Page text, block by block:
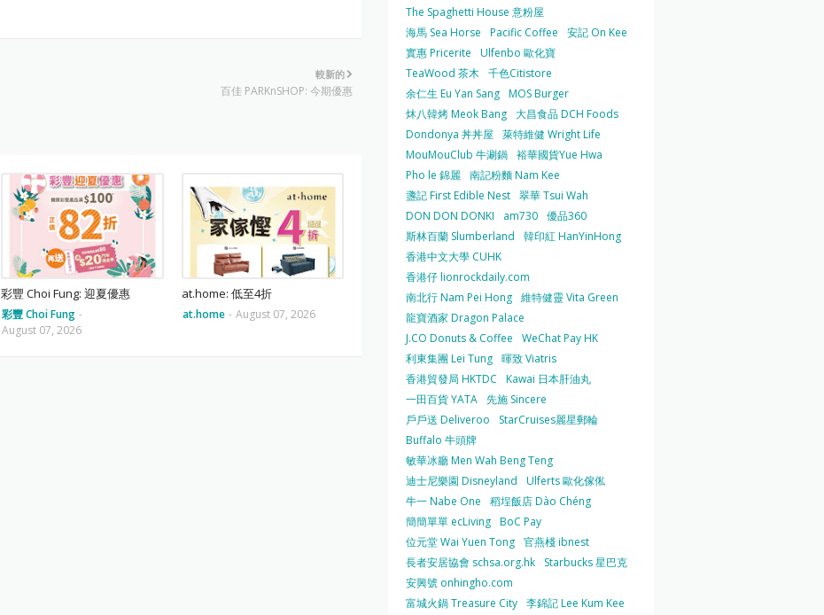
較新的
百佳 PARKnSHOP: 今期優惠
彩豐 Choi Fung: 迎夏優惠
彩豐 Choi Fung -
August 07, 2026
at.home: 低至4折
at.home - August 07, 2026
The Spaghetti House 意粉屋
海馬 Sea Horse
Pacific Coffee
安記 On Kee
實惠 Pricerite
Ulfenbo 歐化寶
TeaWood 茶木 千色Citistore
余仁生 Eu Yan Sang MOS Burger
炑八韓烤 Meok Bang 大昌食品 DCH Foods
Dondonya 丼丼屋
萊特維健 Wright Life
MouMouClub 牛涮鍋 裕華國貨Yue Hwa
Pho le 錦麗 南記粉麵 Nam Kee
盞記 First Edible Nest 翠華 Tsui Wah
DON DON DONKI
am730 優品360
斯林百蘭 Slumberland
韓印紅 HanYinHong
香港中文大學 CUHK
香港仔 lionrockdaily.com
南北行 Nam Pei Hong 維特健靈 Vita Green
龍寶酒家 Dragon Palace
J.CO Donuts & Coffee
WeChat Pay HK
利東集團 Lei Tung 暉致 Viatris
香港貿發局 HKTDC
Kawai 日本肝油丸
一田百貨 YATA 先施 Sincere
戶戶送 Deliveroo
StarCruises麗星郵輪
Buffalo 牛頭牌
敏華冰廳 Men Wah Beng Teng
迪士尼樂園 Disneyland
Ulferts 歐化傢俬
牛一 Nabe One
稻埕飯店 Dào Chéng
簡簡單單 ecLiving BoC Pay
位元堂 Wai Yuen Tong 官燕棧 ibnest
長者安居協會 schsa.org.hk
Starbucks 星巴克
安興號 onhingho.com
富城火鍋 Treasure City 李錦記 Lee Kum Kee